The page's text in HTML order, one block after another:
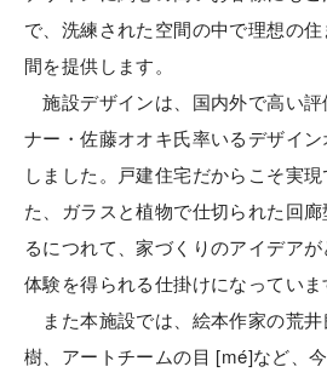
で、洗練された空間の中で理想の
間を提供します。
施設デザインは、国内外で高い
ナー・佐藤オオキ氏率いるデザイ
しました。戸建住宅だからこそ実現
た、ガラスと植物で仕切られた回
るにつれて、家づくりのアイデア
体験を得られる仕掛けになっていま
また本施設では、絵本作家の荒
樹、アートチームの目 [mé]など、